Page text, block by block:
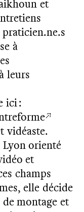
et
praticien.ne.s
à
leurs
ici :
vidéaste.
Lyon orienté
et
champs
elle décide
montage et